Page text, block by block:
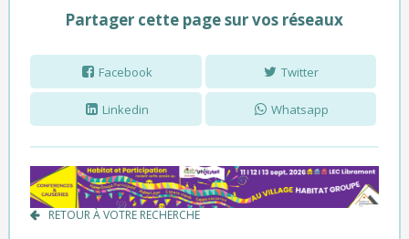
Partager cette page sur vos réseaux
Facebook Twitter
Linkedin Whatsapp
RETOUR À VOTRE RECHERCHE